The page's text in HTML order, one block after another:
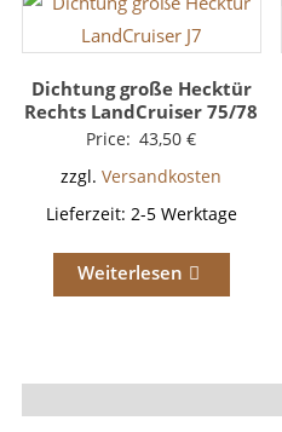
Dichtung große Hecktür
Rechts LandCruiser 75/78
Price: 43,50€
zzgl.Versandkosten
Lieferzeit: 2-5 Werktage
Weiterlesen